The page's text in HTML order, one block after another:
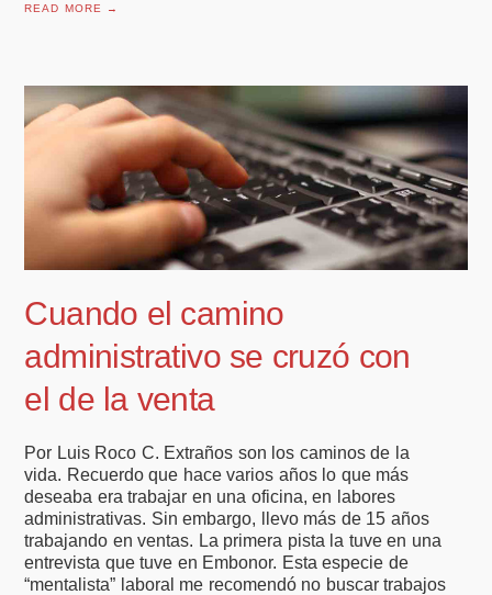
READ MORE →
Cuando el camino
administrativo se cruzó con
el de la venta
Por Luis Roco C. Extraños son los caminos de la
vida. Recuerdo que hace varios años lo que más
deseaba era trabajar en una oficina, en labores
administrativas. Sin embargo, llevo más de 15 años
trabajando en ventas. La primera pista la tuve en una
entrevista que tuve en Embonor. Esta especie de
“mentalista” laboral me recomendó no buscar trabajos